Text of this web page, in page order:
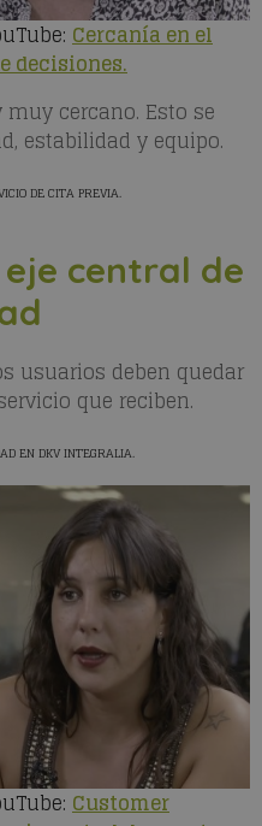
Cercanía en el
decisiones.
cercano. Esto se
estabilidad y equipo.
DE CITA PREVIA.
central de
usuarios deben quedar
que reciben.
EN DKV INTEGRALIA.
Customer